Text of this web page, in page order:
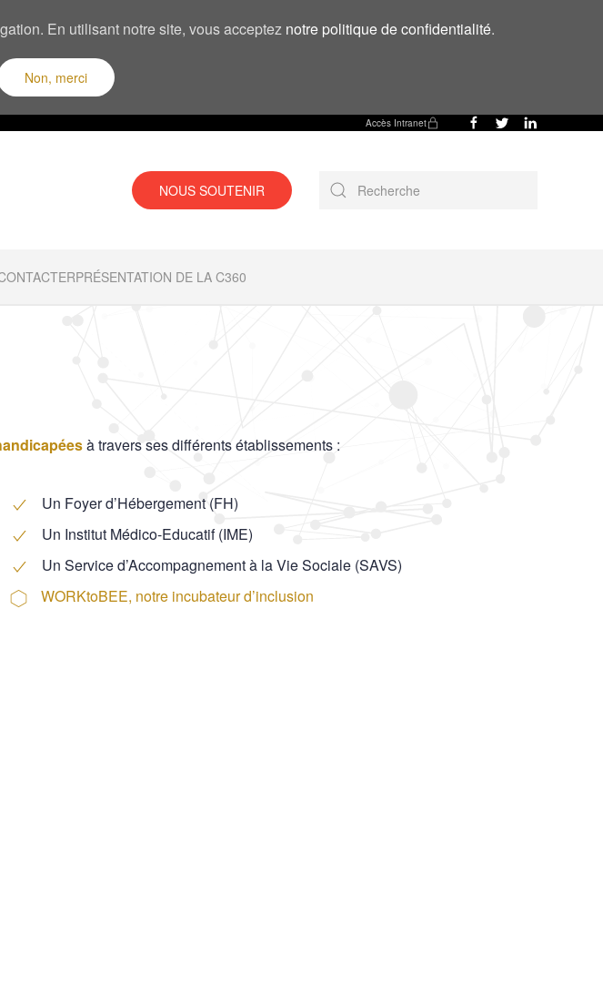
En utilisant notre site, vous acceptez notre politique de confidentialité.
Non, merci
Accès Intranet
NOUS SOUTENIR
PRÉSENTATION DE LA C360
à travers ses différents établissements :
Un Foyer d’Hébergement (FH)
Un Institut Médico-Educatif (IME)
Un Service d’Accompagnement à la Vie Sociale (SAVS)
WORKtoBEE, notre incubateur d’inclusion